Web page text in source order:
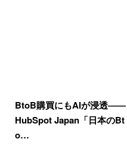
BtoB購買にもAIが浸透――
HubSpot Japan「日本のBt
o…